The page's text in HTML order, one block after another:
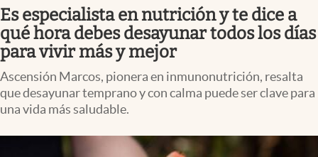
Es especialista en nutrición y te dice a
qué hora debes desayunar todos los días
para vivir más y mejor
Ascensión Marcos, pionera en inmunonutrición, resalta
que desayunar temprano y con calma puede ser clave para
una vida más saludable.